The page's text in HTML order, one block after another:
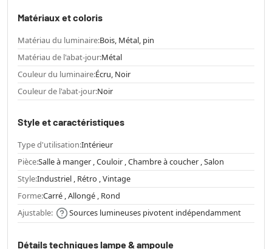
Matériaux et coloris
Matériau du luminaire:Bois, Métal, pin
Matériau de l'abat-jour:Métal
Couleur du luminaire:Écru, Noir
Couleur de l'abat-jour:Noir
Style et caractéristiques
Type d'utilisation:Intérieur
Pièce:Salle à manger , Couloir , Chambre à coucher , Salon
Style:Industriel , Rétro , Vintage
Forme:Carré , Allongé , Rond
Ajustable:
Sources lumineuses pivotent indépendamment
Détails techniques lampe & ampoule